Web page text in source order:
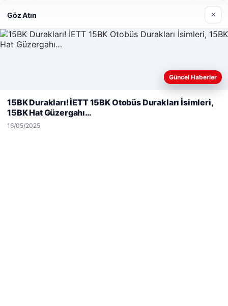
Son Eklenen Firmalar
Web sitemizi nasıl kullandığınızı daha iyi anlayabilmek,
kullanıyoruz.Çerez Politikamız
Kabul Et
Göz Atın ×
Güncel Haberler
15BK Durakları! İETT 15BK Otobüs Durakları İsimleri,
15BK Hat Güzergahı…
16/05/2025